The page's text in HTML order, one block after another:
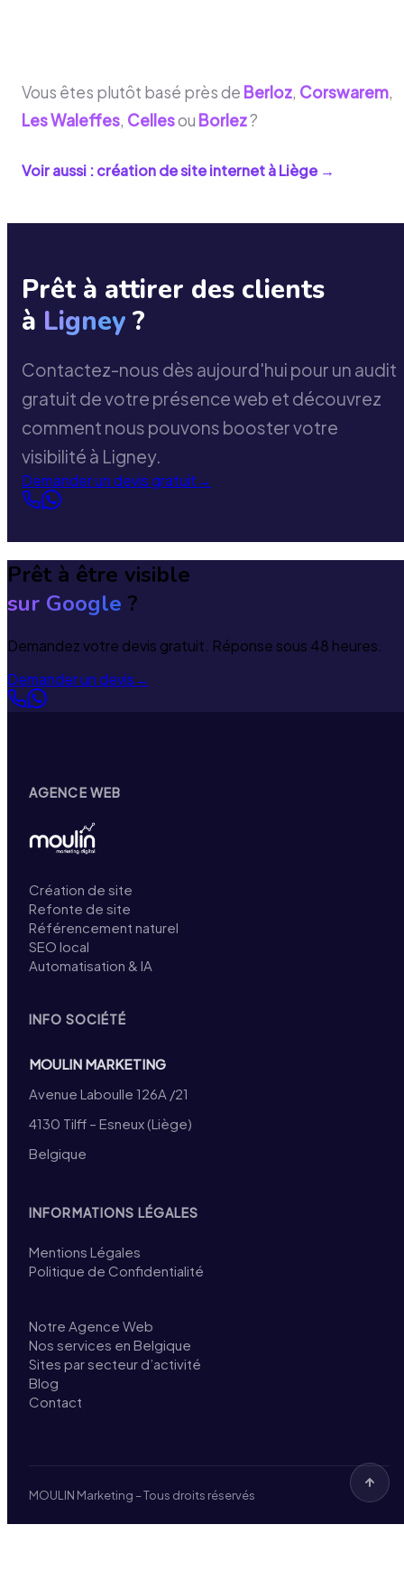
Vous êtes plutôt basé près de Berloz, Corswarem,
Les Waleffes, Cellesou Borlez?
Voir aussi : création de site internet àLiège→
Prêt à attirer des clients
à Ligney ?
Contactez-nous dès aujourd'hui pour un audit
gratuit de votre présence web et découvrez
comment nous pouvons booster votre
visibilité à Ligney.
Demander un devis gratuit→
Prêt à être visible
sur Google ?
Demandez votre devis gratuit. Réponse sous 48 heures.
Demander un devis→
AGENCE WEB
Création de site
Refonte de site
Référencement naturel
SEO local
Automatisation & IA
INFO SOCIÉTÉ
MOULIN MARKETING
Avenue Laboulle 126A /21
4130 Tilff – Esneux (Liège)
Belgique
INFORMATIONS LÉGALES
Mentions Légales
Politique de Confidentialité
Notre Agence Web
Nos services en Belgique
Sites par secteur d’activité
Blog
Contact
MOULIN Marketing – Tous droits réservés